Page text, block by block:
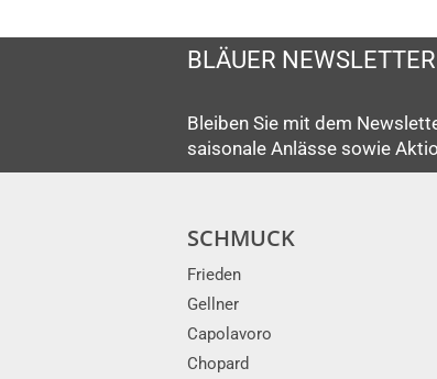
BLÄUER NEWSLETTER
Bleiben Sie mit dem
saisonale Anlässe sowie
SCHMUCK
Frieden
Gellner
Capolavoro
Chopard